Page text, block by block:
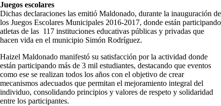
Juegos escolares
Dichas declaraciones las emitió Maldonado, durante la inauguración de
los Juegos Escolares Municipales 2016-2017, donde están participando
atletas de las 117 instituciones educativas públicas y privadas que
hacen vida en el municipio Simón Rodríguez.
Haizel Maldonado manifestó su satisfacción por la actividad donde
están participando más de 3 mil estudiantes, destacando que eventos
como ese se realizan todos los años con el objetivo de crear
mecanismos adecuados que permitan el mejoramiento integral del
individuo, consolidando principios y valores de respeto y solidaridad
entre los participantes.